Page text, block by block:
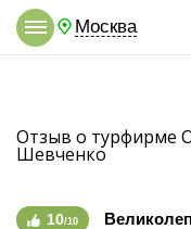
Москва
Отзыв о турфирме
Шевченко
10/10